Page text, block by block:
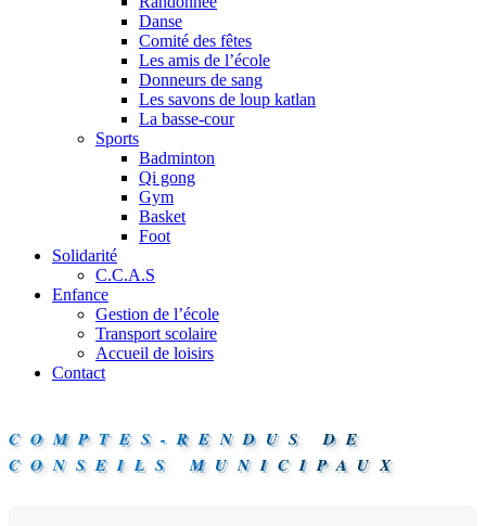
Danse
Comité des fêtes
Les amis de l’école
Donneurs de sang
Les savons de loup katlan
La basse-cour
Sports
Badminton
Qi gong
Gym
Basket
Foot
Solidarité
C.C.A.S
Enfance
Gestion de l’école
Transport scolaire
Accueil de loisirs
Contact
COMPTES-RENDUS DE
CONSEILS MUNICIPAUX